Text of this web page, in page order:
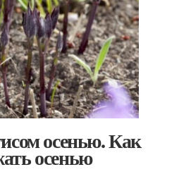
осенью. Как
осенью